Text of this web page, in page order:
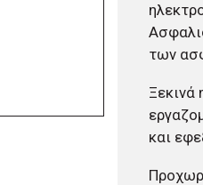
των
Ξεκινά
και
σε δύο